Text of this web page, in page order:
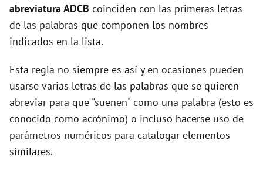
i
e
o
abreviatura ADCB coinciden con las primeras letras
de las palabras que componen los nombres
indicados en la lista.
Esta regla no siempre es así y en ocasiones pueden
usarse varias letras de las palabras que se quieren
abreviar para que "suenen" como una palabra (esto es
conocido como acrónimo) o incluso hacerse uso de
parámetros numéricos para catalogar elementos
similares.